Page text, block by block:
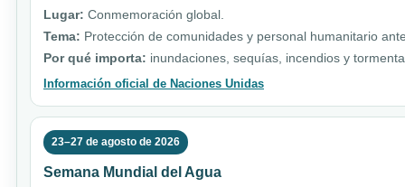
Lugar: Conmemoración global.
Tema: Protección de comunidades y personal humanitario
Por qué importa: inundaciones, sequías, incendios y
Información oficial de Naciones Unidas
23–27 de agosto de 2026
Semana Mundial del Agua